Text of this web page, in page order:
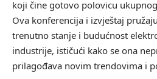
koji čine gotovo polovicu
Ova konferencija i izvještaj
trenutno stanje i budućnost
industrije, ističući kako se ona
prilagođava novim trendovima i